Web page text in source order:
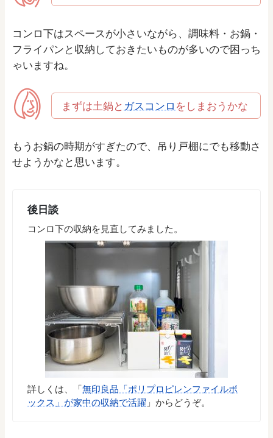
コンロ下はスペースが小さいながら、調味料・お鍋・
フライパンと収納しておきたいものが多いので困っち
ゃいますね。
まずは土鍋と ガスコンロ をしまおうかな
もうお鍋の時期がすぎたので、吊り戸棚にでも移動さ
せようかなと思います。
後日談
コンロ下の収納を見直してみました。
詳しくは、「無印良品「ポリプロピレンファイルボ
ックス」が家中の収納で活躍 」からどうぞ。